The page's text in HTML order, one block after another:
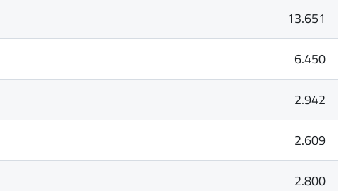
13.651
6.450
2.942
2.609
2.800